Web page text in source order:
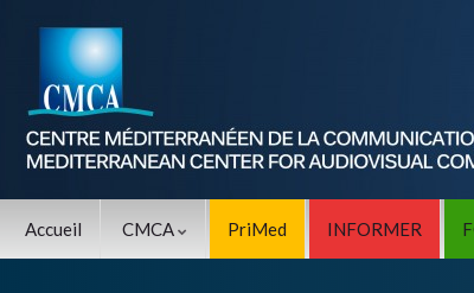
Accueil CMCA PriMed INFORMER